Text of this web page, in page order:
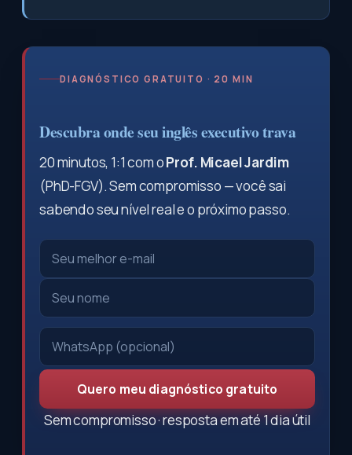
DIAGNÓSTICO GRATUITO · 20 MIN
Descubra onde seu inglês executivo trava
20 minutos, 1:1 com oProf. Micael Jardim
(PhD-FGV). Sem compromisso — você sai
sabendo seu nível real e o próximo passo.
Quero meu diagnóstico gratuito
Sem compromisso · resposta em até 1 dia útil